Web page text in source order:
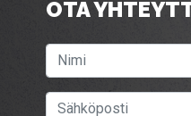
OTA